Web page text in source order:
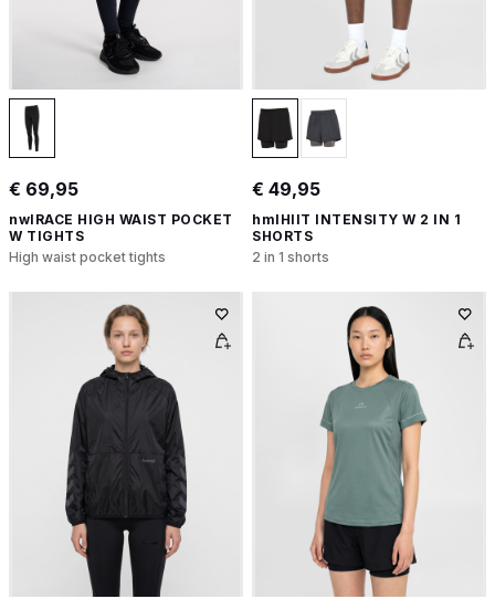
€ 69,95
nwlRACE HIGH WAIST POCKET
W TIGHTS
High waist pocket tights
€ 49,95
hmlHIIT INTENSITY W 2 IN 1
SHORTS
2 in 1 shorts